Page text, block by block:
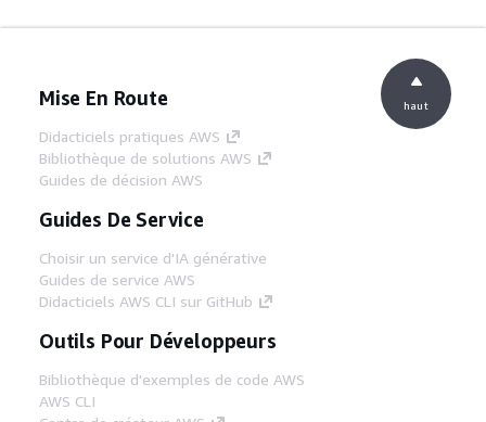
Mise En Route
Didacticiels pratiques AWS
Bibliothèque de solutions AWS
Guides de décision AWS
Guides De Service
Choisir un service d'IA générative
Guides de service AWS
Didacticiels AWS CLI sur GitHub
Outils Pour Développeurs
Bibliothèque d'exemples de code AWS
AWS CLI
haut